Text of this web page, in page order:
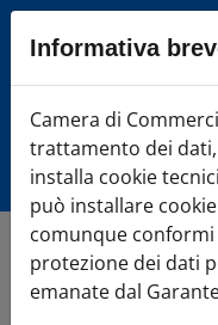
Sezione
Vai alla sezione
Vai al footer
Camera
Home»Di cosa hai
brevetti
Informativa
Camera di
trattamento dei
installa cookie
può installare
comunque
protezione dei dati
emanate dal